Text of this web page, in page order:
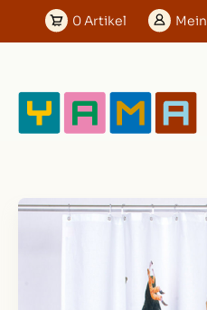
0Artikel Mein